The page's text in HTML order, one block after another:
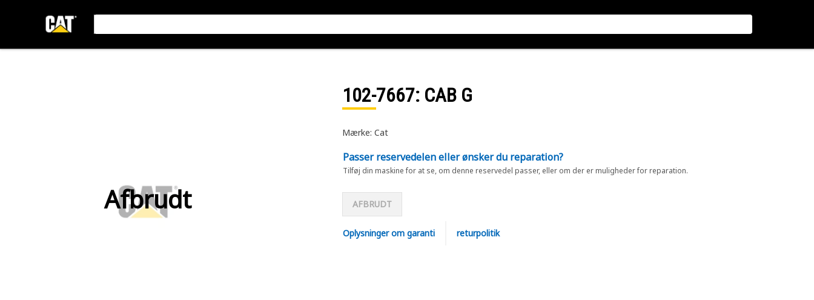
Afbrudt
102-7667: CAB G
Mærke: Cat
Passer reservedelen eller ønsker du reparation?
Tilføj din maskine for at se, om denne reservedel passer, eller om der er muligheder for reparation.
AFBRUDT
Oplysninger om garanti returpolitik